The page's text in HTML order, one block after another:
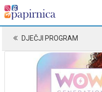
DJEČJI PROGRAM